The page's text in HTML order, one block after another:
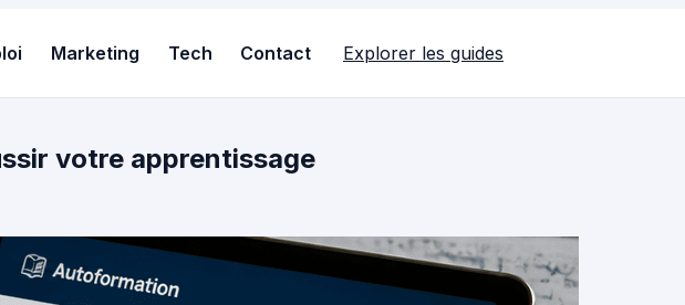
Marketing Tech Contact Explorer les guides
votre apprentissage